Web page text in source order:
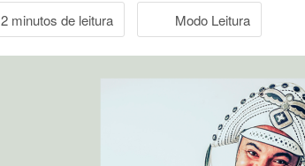
2 minutos de leitura Modo Leitura